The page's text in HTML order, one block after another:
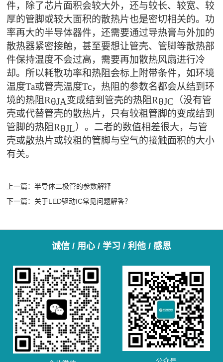
件，除了芯片面积会较大外，还与较长、较宽、较
厚的管脚或较大面积的散热片也是密切相关的。功
率再大的半导体器件，还需要通过导热膏与外加的
散热器紧密接触，甚至要想让管壳、管脚等散热部
件保持温度不会过高，需要再加散热风扇进行冷
却。所以耗散功率和热阻会标上附带条件，如环境
温度Ta或管壳温度Tc，热阻的参数名都会从结到环
境的热阻RθJA变成结到管壳的热阻RθJC （没有管
壳或代替管壳的散热片，只有较粗管脚的变成结到
管脚的热阻RθJL）。二者的数值相差很大，与管
壳或散热片或较粗的管脚与空气的接触面积的大小
有关。
上一篇：半导体二极管的参数解释
下一篇： 关于LED驱动IC常见问题解答？
诚信 / 用心 / 学习 / 利他 / 感恩